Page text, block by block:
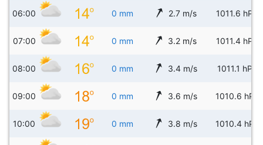
06:00 0 mm 2.7 m/s 1011.6 hPa
07:00 0 mm 3.2 m/s 1011.4 hPa
08:00 0 mm 3.4 m/s 1011.1 hPa
09:00 0 mm 3.6 m/s 1010.6 hPa
10:00 0 mm 3.8 m/s 1010.4 hPa